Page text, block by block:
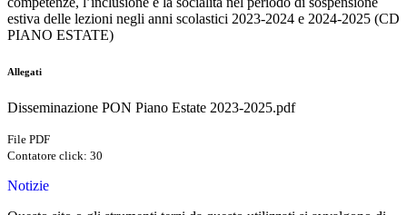
estiva delle lezioni negli anni scolastici 2023-2024 e 2024-2025 (CD
PIANO ESTATE)
Allegati
Disseminazione PON Piano Estate 2023-2025.pdf
File PDF
Contatore click: 30
Notizie